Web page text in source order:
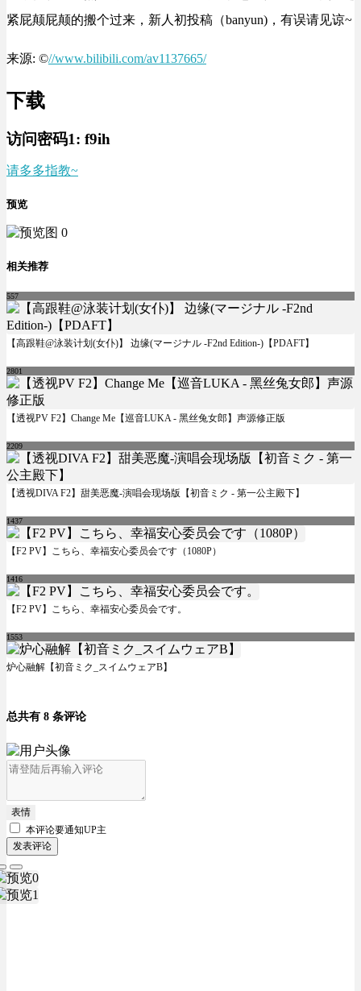
紧屁颠屁颠的搬个过来，新人初投稿（banyun)，有误请见谅~
来源: ©//www.bilibili.com/av1137665/
下载
访问密码1: f9ih
请多多指教~
预览
相关推荐
557
【高跟鞋@泳装计划(女仆)】 边缘(マージナル -F2nd Edition-)【PDAFT】
2801
【透视PV F2】Change Me【巡音LUKA - 黑丝兔女郎】声源修正版
2209
【透视DIVA F2】甜美恶魔-演唱会现场版【初音ミク - 第一公主殿下】
1437
【F2 PV】こちら、幸福安心委员会です（1080P）
1416
【F2 PV】こちら、幸福安心委员会です。
1553
炉心融解【初音ミク_スイムウェアB】
总共有 8 条评论
表情
本评论要通知UP主
发表评论